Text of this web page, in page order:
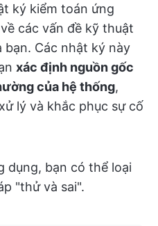
ký kiểm toán ứng
các vấn đề kỹ thuật
Các nhật ký này
xác định nguồn gốc
của hệ thống,
lý và khắc phục sự cố
dụng, bạn có thể loại
"thử và sai".